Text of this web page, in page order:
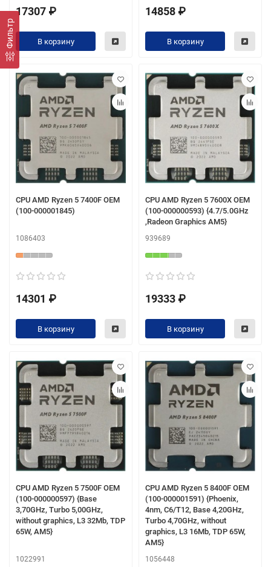
Фильтр
17307 ₽
В корзину
14858 ₽
В корзину
CPU AMD Ryzen 5 7400F OEM
(100-000001845)
1086403
14301 ₽
В корзину
CPU AMD Ryzen 5 7600X OEM
(100-000000593) {4.7/5.0GHz
,Radeon Graphics AM5}
939689
19333 ₽
В корзину
CPU AMD Ryzen 5 7500F OEM
(100-000000597) {Base
3,70GHz, Turbo 5,00GHz,
without graphics, L3 32Mb, TDP
65W, AM5}
1022991
CPU AMD Ryzen 5 8400F OEM
(100-000001591) {Phoenix,
4nm, C6/T12, Base 4,20GHz,
Turbo 4,70GHz, without
graphics, L3 16Mb, TDP 65W,
AM5}
1056448